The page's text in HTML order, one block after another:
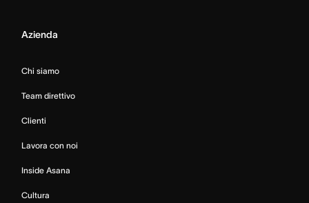
Azienda
Chi siamo
Team direttivo
Clienti
Lavora con noi
Inside Asana
Cultura